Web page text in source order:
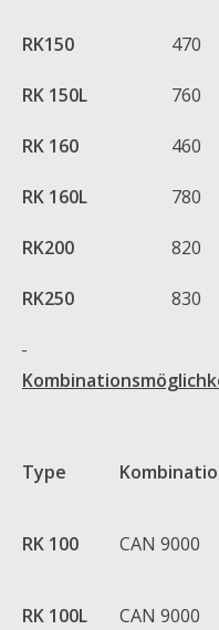
RK150 470
RK 150L 760
RK 160 460
RK 160L 780
RK200 820
RK250 830
Type
RK 100 CAN 9000
RK 100L CAN 9000